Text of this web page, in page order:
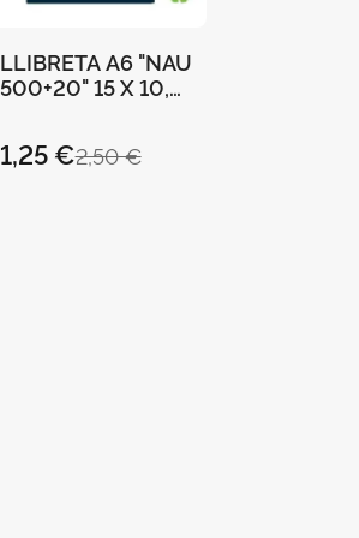
LLIBRETA A6 "NAU
500+20" 15 X 10,5
2,50 €
1,25 €